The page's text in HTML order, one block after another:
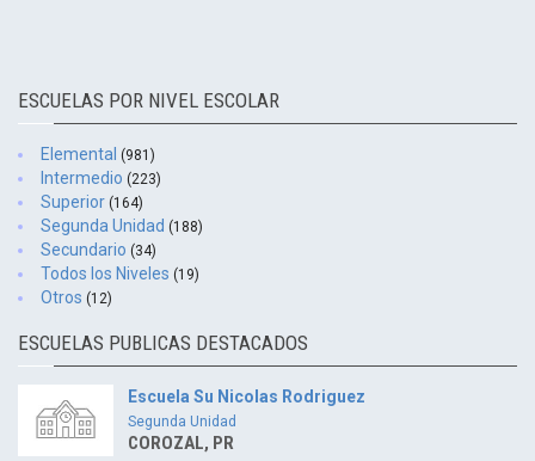
ESCUELAS POR NIVEL ESCOLAR
Elemental (981)
Intermedio (223)
Superior (164)
Segunda Unidad (188)
Secundario (34)
Todos los Niveles (19)
Otros (12)
ESCUELAS PUBLICAS DESTACADOS
Escuela Su Nicolas Rodriguez
Segunda Unidad
COROZAL, PR